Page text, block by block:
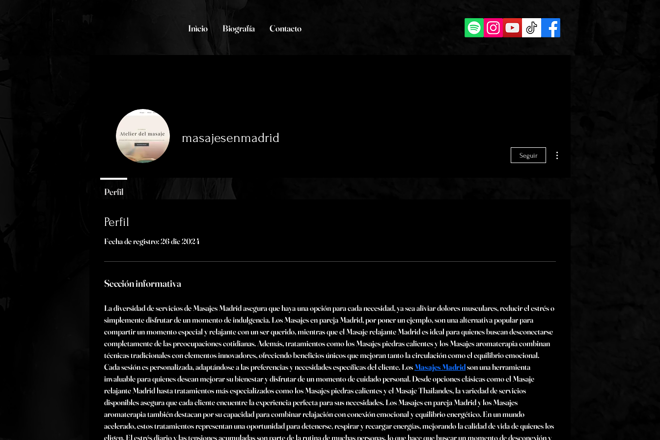
Inìcio Biografía Contacto
Perfil
Fecha de registro: 26 dic 2024
Sección informativa
La diversidad de servicios de Masajes Madrid asegura que haya una opción para cada necesidad, ya sea aliviar dolores musculares, reducir el estrés o
simplemente disfrutar de un momento de indulgencia. Los Masajes en pareja Madrid, por poner un ejemplo, son una alternativa popular para
compartir un momento especial y relajante con un ser querido, mientras que el Masaje relajante Madrid es ideal para quienes buscan desconectarse
completamente de las preocupaciones cotidianas. Además, tratamientos como los Masajes piedras calientes y los Masajes aromaterapia combinan
técnicas tradicionales con elementos innovadores, ofreciendo beneficios únicos que mejoran tanto la circulación como el equilibrio emocional.
Cada sesión es personalizada, adaptándose a las preferencias y necesidades específicas del cliente. Los Masajes Madrid son una herramienta
invaluable para quienes desean mejorar su bienestar y disfrutar de un momento de cuidado personal. Desde opciones clásicas como el Masaje
relajante Madrid hasta tratamientos más especializados como los Masajes piedras calientes y el Masaje Thailandes, la variedad de servicios
disponibles asegura que cada cliente encuentre la experiencia perfecta para sus necesidades. Los Masajes en pareja Madrid y los Masajes
aromaterapia también destacan por su capacidad para combinar relajación con conexión emocional y equilibrio energético. En un mundo
acelerado, estos tratamientos representan una oportunidad para detenerse, respirar y recargar energías, mejorando la calidad de vida de quienes los
eligen. El estrés diario y las tensiones acumuladas son parte de la rutina de muchas personas, lo que hace que buscar un momento de desconexión y
masajesenmadrid
Seguir
Perfil